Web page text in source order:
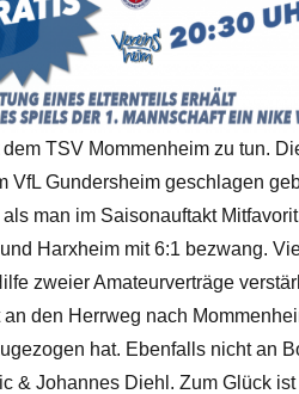
TSV Mommenheim zu tun.
Gundersheim geschlagen
man im Saisonauftakt
Harxheim mit 6:1 bezwang.
zweier Amateurverträge
den Herrweg nach
hat. Ebenfalls nicht an
& Johannes Diehl. Zum Glück